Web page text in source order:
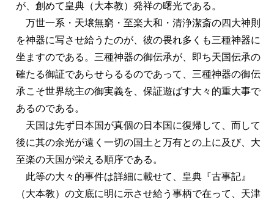
が、創めて皇典（大本教）発祥の曙光である。
万世一系・天壌無窮・至楽大和・清浄潔斎の四大神則
を神器に写させ給うたのが、彼の畏れ多くも三種神器に
坐ますのである。三種神器の御伝承が、即ち天国伝承の
確たる御証であらせらるるのであって、三種神器の御伝
承こそ世界統主の御実義を、保証遊ばす大々的重大事で
あるのである。
天国は先ず日本国が真個の日本国に復帰して、而して
後に其の余光が遠く一切の国土と万有との上に及び、大
至楽の天国が栄える順序である。
此等の大々的事件は詳細に載せて、皇典『古事記』
（大本教）の文底に明に示させ給う事柄で在って、天津